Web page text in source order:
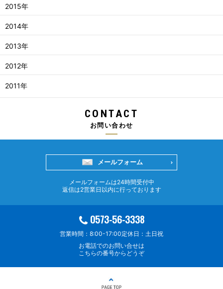
2015年
2014年
2013年
2012年
2011年
CONTACT
お問い合わせ
メールフォーム
メールフォームは24時間受付中
返信は2営業日以内に行っております
0573-56-3338
営業時間：8:00-17:00定休日：土日祝
お電話でのお問い合せは
こちらの番号からどうぞ